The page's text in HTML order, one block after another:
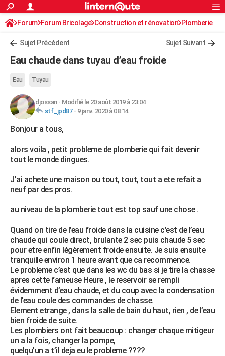
ACTUALITÉS
Politique
Société
Faits Divers
Education
Monde
Villes
+
AUTO
Essais
Réserver un essai
Citadines
Berlines
SUV
Forum auto
+HIGH-TECH
Mobiles
Meilleur smartphone
Internet
Ordinateurs
Jeux vidéo
Guide high-tech
+BRICOLAGE
Forum
Aménagement intérieur
Extérieur
Cuisine
Salle de bains
Jardinage
Rangement
WEEK-END
LIFESTYLE
Art de vivre
Bien-être
Loisirs
Mode
Modes de vie
Alimentation
Guide de la santé
Maladies
Médicaments
Sommeil
Destinations
City break
Voyage nature
Voyage de noces
Forum
Climat
PHOTO
GUIDES D'ACHAT
BONS PLANS
CARTE DE VOEUX
Carte de Noël
Carte Bonne année
Carte Saint-Valentin
Carte Pâques
Carte d'anniversaire
DICTIONNAIRE
Dictionnaire
Biographies
Citations
Expressions
Proverbes
PROGRAMME TV
Rechercher
S'inscrire
Connexion
Forum Forum Bricolage Construction et rénovation Plomberie
Sujet Précédent Sujet Suivant
Eau chaude dans tuyau d’eau froide
Eau Tuyau
djossan- Modifié le 20 août 2019 à 23:04
stf_jpd87- 9 janv. 2020 à 08:14
Bonjour a tous,
alors voila , petit probleme de plomberie qui fait devenir
tout le monde dingues.
J’ai achete une maison ou tout, tout, tout a ete refait a
neuf par des pros.
au niveau de la plomberie tout est top sauf une chose .
Quand on tire de l’eau froide dans la cuisine c’est de l’eau
chaude qui coule direct, brulante 2 sec puis chaude 5 sec
pour etre enfin légèrement froide ensuite. Je suis ensuite
tranquille environ 1 heure avant que ca recommence.
Le probleme c’est que dans les wc du bas si je tire la chasse
apres cette fameuse Heure , le reservoir se rempli
évidemment d’eau chaude, et du coup avec la condensation
de l’eau coule des commandes de chasse.
Element etrange , dans la salle de bain du haut, rien , de l’eau
bien froide de suite.
Les plombiers ont fait beaucoup : changer chaque mitigeur
un a la fois, changer la pompe,
quelqu’un a t’il deja eu le probleme ????